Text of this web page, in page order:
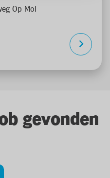
Op Mol
gevonden